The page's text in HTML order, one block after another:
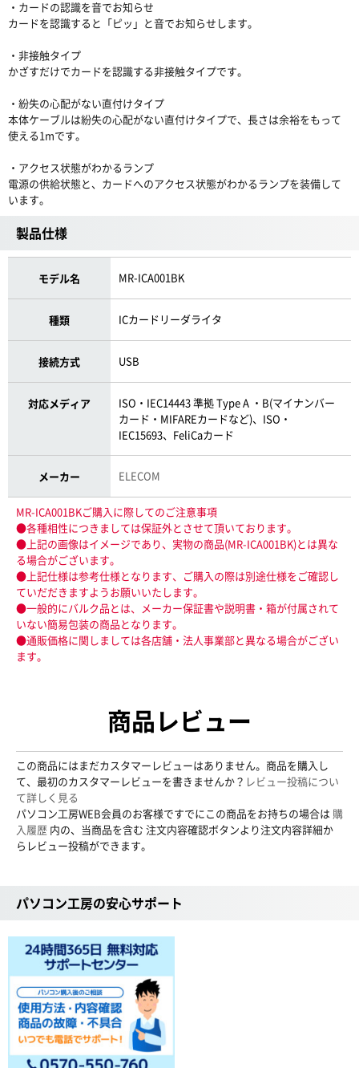
・カードの認識を音でお知らせ
カードを認識すると「ピッ」と音でお知らせします。
・非接触タイプ
かざすだけでカードを認識する非接触タイプです。
・紛失の心配がない直付けタイプ
本体ケーブルは紛失の心配がない直付けタイプで、長さは余裕をもって
使える1mです。
・アクセス状態がわかるランプ
電源の供給状態と、カードへのアクセス状態がわかるランプを装備して
います。
製品仕様
モデル名 MR-ICA001BK
種類 ICカードリーダライタ
接続方式 USB
対応メディア
ISO・IEC14443 準拠 Type A ・B(マイナンバー
カード・MIFAREカードなど)、ISO・
IEC15693、FeliCaカード
メーカー ELECOM
MR-ICA001BKご購入に際してのご注意事項
●各種相性につきましては保証外とさせて頂いております。
●上記の画像はイメージであり、実物の商品(MR-ICA001BK)とは異な
る場合がございます。
●上記仕様は参考仕様となります、ご購入の際は別途仕様をご確認し
ていだだきますようお願いいたします。
●一般的にバルク品とは、メーカー保証書や説明書・箱が付属されて
いない簡易包装の商品となります。
●通販価格に関しましては各店舗・法人事業部と異なる場合がござい
ます。
商品レビュー
この商品にはまだカスタマーレビューはありません。商品を購入し
て、最初のカスタマーレビューを書きませんか？ レビュー投稿につい
て詳しく見る
パソコン工房WEB会員のお客様ですでにこの商品をお持ちの場合は 購
入履歴 内の、当商品を含む 注文内容確認ボタンより注文内容詳細か
らレビュー投稿ができます。
パソコン工房の安心サポート